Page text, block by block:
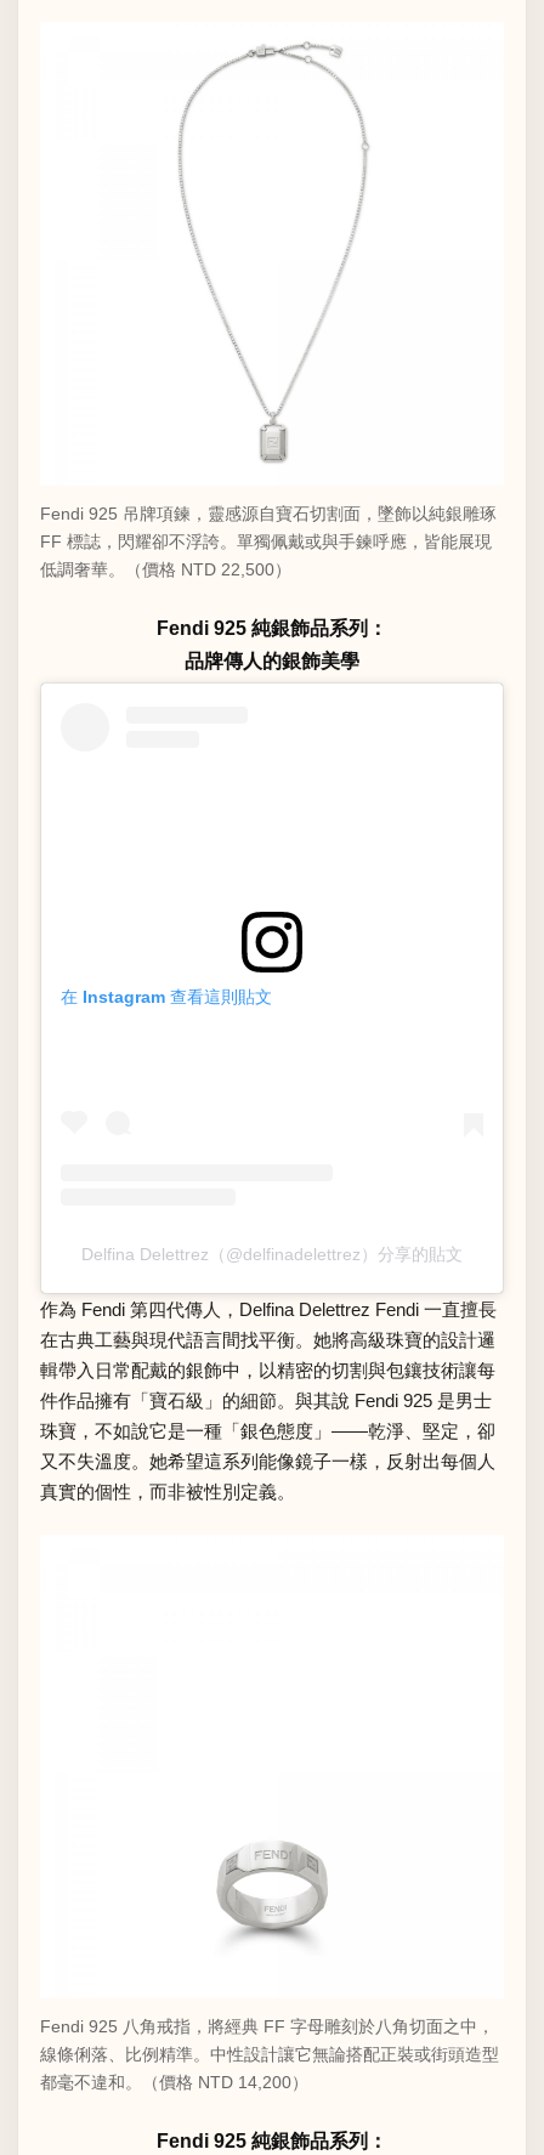
Fendi 925 吊牌項鍊，靈感源自寶石切割面，墜飾以純銀雕琢
FF 標誌，閃耀卻不浮誇。單獨佩戴或與手鍊呼應，皆能展現
低調奢華。（價格 NTD 22,500）
Fendi 925 純銀飾品系列：
品牌傳人的銀飾美學
在 Instagram 查看這則貼文
Delfina Delettrez（@delfinadelettrez）分享的貼文
作為 Fendi 第四代傳人，Delfina Delettrez Fendi 一直擅長
在古典工藝與現代語言間找平衡。她將高級珠寶的設計邏
輯帶入日常配戴的銀飾中，以精密的切割與包鑲技術讓每
件作品擁有「寶石級」的細節。與其說 Fendi 925 是男士
珠寶，不如說它是一種「銀色態度」——乾淨、堅定，卻
又不失溫度。她希望這系列能像鏡子一樣，反射出每個人
真實的個性，而非被性別定義。
Fendi 925 八角戒指，將經典 FF 字母雕刻於八角切面之中，
線條俐落、比例精準。中性設計讓它無論搭配正裝或街頭造型
都毫不違和。（價格 NTD 14,200）
Fendi 925 純銀飾品系列：